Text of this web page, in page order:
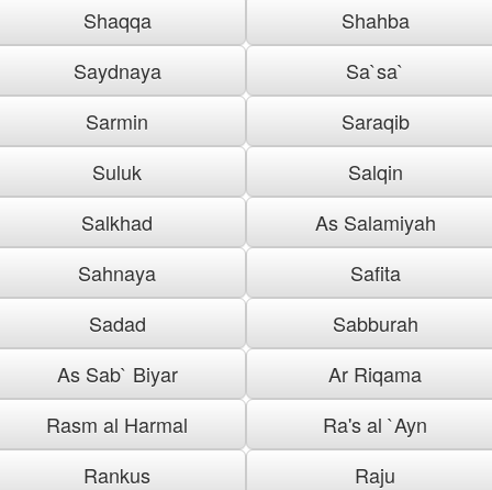
Shaqqa
Shahba
Saydnaya
Sa`sa`
Sarmin
Saraqib
Suluk
Salqin
Salkhad
As Salamiyah
Sahnaya
Safita
Sadad
Sabburah
As Sab` Biyar
Ar Riqama
Rasm al Harmal
Ra's al `Ayn
Rankus
Raju